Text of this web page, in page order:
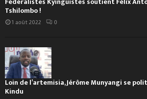
Tshilombo !
1 août 2022 0
Loin de l’artemisia, Jérôme Munyangi se
Kindu